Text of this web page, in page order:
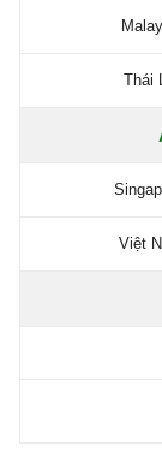
Thái
Việt